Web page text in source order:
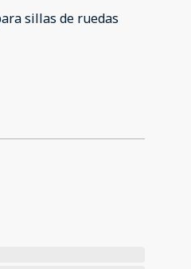
sillas de ruedas